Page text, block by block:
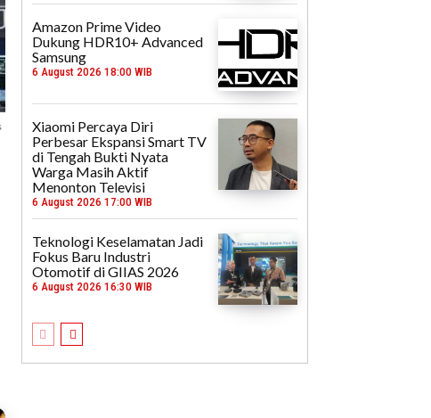
Amazon Prime Video
Dukung HDR10+ Advanced
Samsung
6 August 2026 18:00 WIB
Xiaomi Percaya Diri
Perbesar Ekspansi Smart TV
di Tengah Bukti Nyata
Warga Masih Aktif
Menonton Televisi
6 August 2026 17:00 WIB
Teknologi Keselamatan Jadi
Fokus Baru Industri
Otomotif di GIIAS 2026
6 August 2026 16:30 WIB